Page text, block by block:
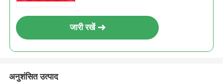
जारी रखें
अनुशंसित उत्पाद